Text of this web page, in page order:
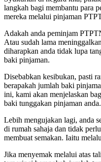
langkah bagi membantu para
mereka melalui pinjaman
Adakah anda peminjam
Atau sudah lama
diharapkan anda tidak lupa
baki pinjaman.
Disebabkan kesibukan, pasti
berapakah jumlah baki
ini, kami akan menjelaskan
baki tunggakan pinjaman anda.
Lebih mengujakan lagi, anda
di rumah sahaja dan tidak
membuat semakan. Iaitu
Jika menyemak melalui atas